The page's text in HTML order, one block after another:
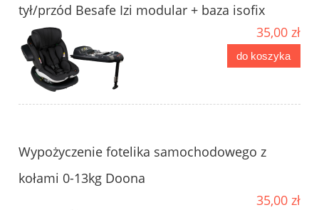
tył/przód Besafe Izi modular + baza isofix
35,00 zł
do koszyka
Wypożyczenie fotelika samochodowego z
kołami 0-13kg Doona
35,00 zł